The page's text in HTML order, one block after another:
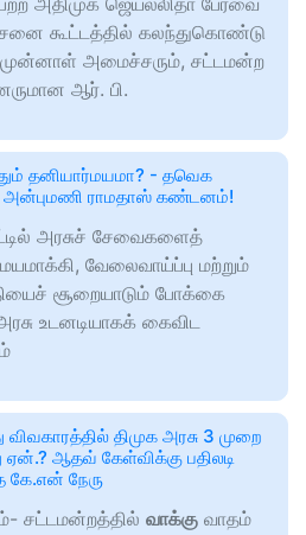
கூட்டத்தில் கலந்துகொண்டு
முன்னாள் அமைச்சரும், சட்டமன்ற
ஆர். பி.
தனியார்மயமா? - தவெக
அன்புமணி ராமதாஸ் கண்டனம்!
அரசுச் சேவைகளைத்
வேலைவாய்ப்பு மற்றும்
சூறையாடும் போக்கை
உடனடியாகக் கைவிட
விவகாரத்தில் திமுக அரசு 3 முறை
ஆதவ் கேள்விக்கு பதிலடி
கே.என் நேரு
சட்டமன்றத்தில் வாக்கு வாதம்